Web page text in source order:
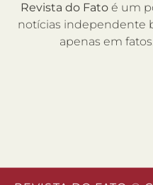
Revista do Fato é um
notícias independente
apenas em